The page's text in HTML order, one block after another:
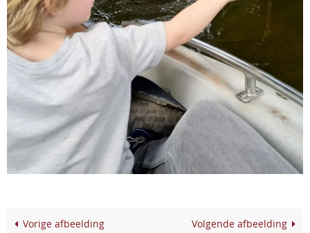
Vorige afbeelding Volgende afbeelding